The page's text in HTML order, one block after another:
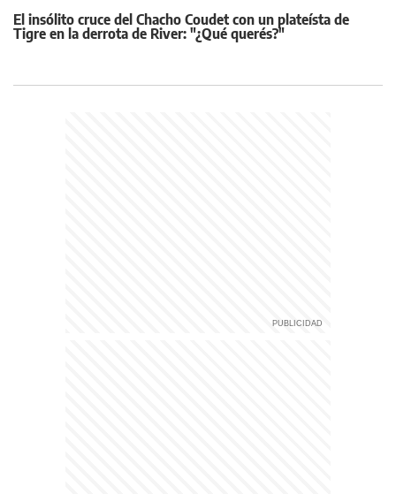
El insólito cruce del Chacho Coudet con un plateísta de
Tigre en la derrota de River: "¿Qué querés?"